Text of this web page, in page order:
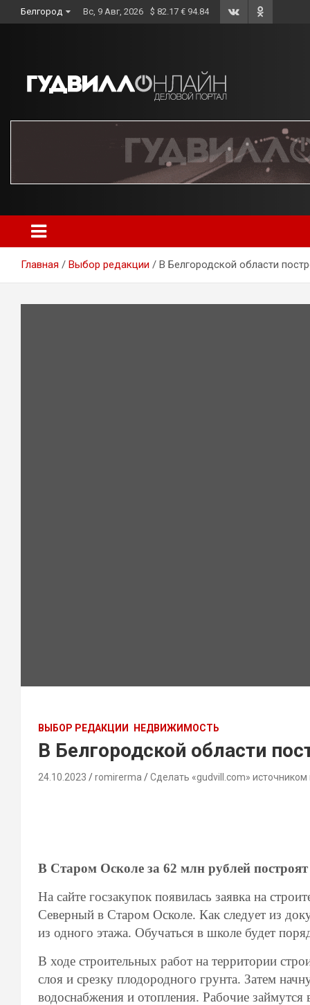
to
Белгород Вс, 9 Авг, 2026 $ 82.17 € 94.84
Главная Выбор редакции В Белгородской области
ВЫБОР РЕДАКЦИИ НЕДВИЖИМОСТЬ
В Белгородской области
24.10.2023 romirerma Сделать «gudvill.com» источником
В Старом Осколе за 62 млн рублей
На сайте госзакупок появилась заявка на
Северный в Старом Осколе. Как следует из
из одного этажа. Обучаться в школе будет
В ходе строительных работ на территории
слоя и срезку плодородного грунта. Затем
водоснабжения и отопления. Рабочие